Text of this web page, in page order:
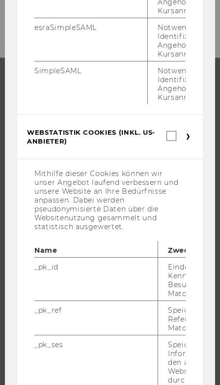
MASTER
BEWERBUNG UND ZULASSUNG
INFORMATIONEN FÜR STUDIERENDE
INTERNATIONALE UND INCOMING EXCHANGE STUDIERENDE
ANGEBOTE FÜR SCHULEN UND STUDIENINTERESSIERTE
FORSCHUNGSPORTAL
FORSCHENDE
ORGANISATION DER FORSCHUNG
Angehörige/r für
Kursanmeldung.
esraSimpleSAML
Notwendig zur
Identifizierung
Angehörige/r für
Kursanmeldung.
SimpleSAML
Notwendig zur
Identifizierung
Angehörige/r für
Kursanmeldung.
WEBSTATISTIK COOKIES (INKL. US-
ANBIETER)
Mithilfe dieser Cookies können wir
unser Angebot laufend verbessern und
unsere Website an Ihre Bedürfnisse
anpassen. Dabei werden
pseudonymisierte Daten über die
Websitenutzung gesammelt und
statistisch ausgewertet.
Name
Zweck
_pk_id
Eindeutige
Besuchers
Matomo.
_pk_ref
Speicherung
Referrers
Matomo.
_pk_ses
Speicherung
den aktuellen
durch